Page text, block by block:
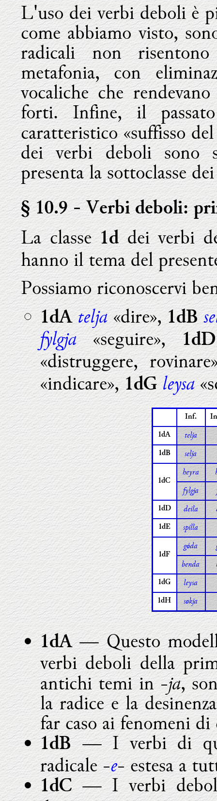
L'uso dei verbi deboli è
come abbiamo visto,
radicali non
metafonia, con
vocaliche che
forti. Infine, il
caratteristico «suffisso
dei verbi deboli
presenta la sottoclasse
§ 10.9- Verbi deboli:
La classe1ddei verbi
hanno il tema del
Possiamo riconoscervi
1dA telja«dire»,1dB
fylgja«seguire»,1dD
«distruggere,
«indicare»,1dG leysa
Inf.
1dA telja
1dB selja
1dC
heyra
fylgja
1dD deila
1dE spilla
1dF
gǿda
benda
1dG leysa
1dH søkja
1dA— Questo
verbi deboli della
antichi temi in -ja,
la radice e la
far caso ai fenomeni
1dB— I verbi di
radicale -e- estesa a
1dC— I verbi deboli